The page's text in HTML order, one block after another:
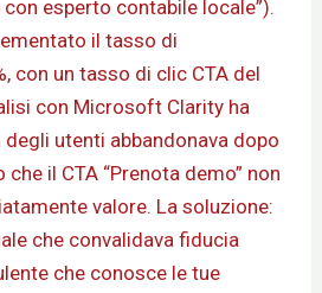
esperto contabile locale”).
il tasso di
con un tasso di clic CTA del
con Microsoft Clarity ha
utenti abbandonava dopo
il CTA “Prenota demo” non
valore. La soluzione:
che convalidava fiducia
che conosce le tue